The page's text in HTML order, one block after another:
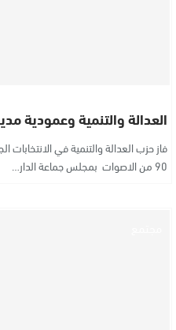
العدالة والتنمية وعمودية
فاز حزب العدالة والتنمية في الانتخابات
90 من اﻻصوات بمجلس جماعة الدار…